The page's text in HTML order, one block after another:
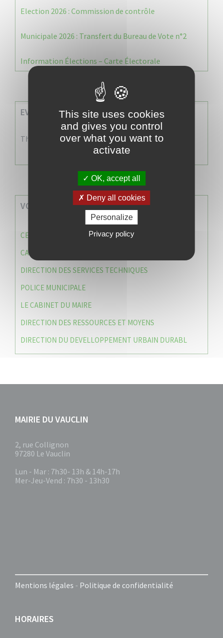
Election 2026 : Commission de contrôle
Municipale 2026 : Transfert du Bureau de Vote n°2
Information Élections – Carte Électorale
EVENEMENTS A VENIR
There are no events
VOS SERVICES MUNICIPAUX
CENTRE COMMUNAL D’ACTION SOCIALE (C.C.A.S)
CAISSE DES ÉCOLES
DIRECTION DES SERVICES TECHNIQUES
POLICE MUNICIPALE
LE CABINET DU MAIRE
DIRECTION DES RESSOURCES ET MOYENS
DIRECTION DU DEVELLOPPEMENT URBAIN DURABL
MAIRIE DU VAUCLIN
2, rue Collignon
97280 Le Vauclin
Lun - Mar : 7h30- 13h & 14h-17h
Mer-Jeu-Vend : 7h30 - 13h30
Mentions légales - Politique de confidentialité
HORAIRES
This site uses cookies
and gives you control
over what you want to
activate
OK, accept all
Deny all cookies
Personalize
Privacy policy